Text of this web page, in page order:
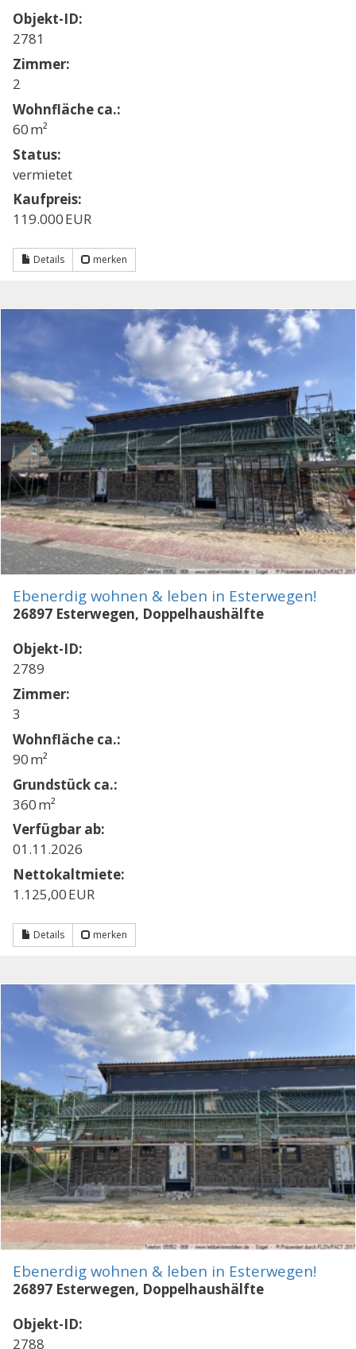
Objekt-ID:
2781
Zimmer:
2
Wohnfläche ca.:
60 m²
Status:
vermietet
Kaufpreis:
119.000 EUR
Details merken
Ebenerdig wohnen & leben in Esterwegen!
26897 Esterwegen, Doppelhaushälfte
Objekt-ID:
2789
Zimmer:
3
Wohnfläche ca.:
90 m²
Grund­stück ca.:
360 m²
Verfügbar ab:
01.11.2026
Nettokaltmiete:
1.125,00 EUR
Details merken
Ebenerdig wohnen & leben in Esterwegen!
26897 Esterwegen, Doppelhaushälfte
Objekt-ID:
2788